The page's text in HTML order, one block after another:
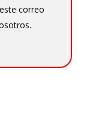
correo